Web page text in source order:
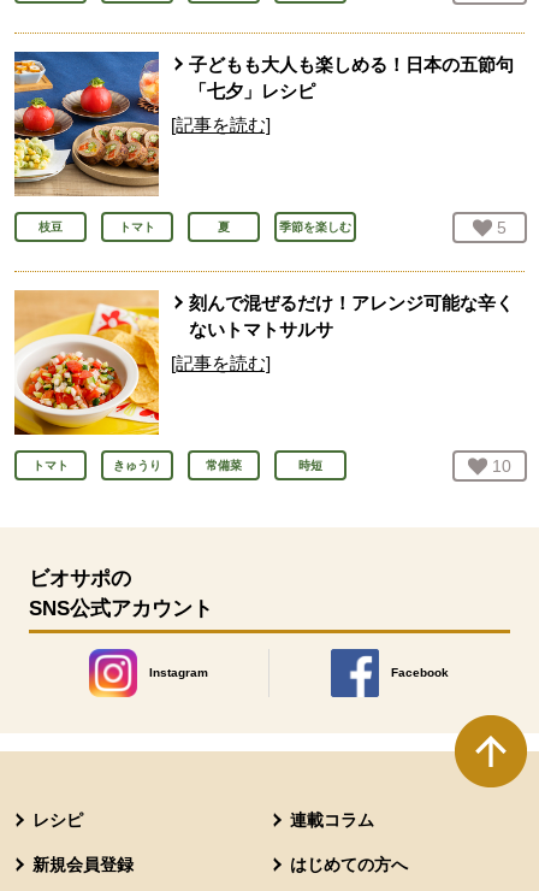
子どもも大人も楽しめる！日本の五節句
「七夕」レシピ
[記事を読む]
枝豆 トマト 夏 季節を楽しむ お気
5
刻んで混ぜるだけ！アレンジ可能な辛く
ないトマトサルサ
[記事を読む]
トマト きゅうり 常備菜 時短 お気
10
ビオサポの
SNS公式アカウント
Instagram
別のウィンドウで開きます。
Facebook
別のウィンドウで開きます
レシピ 連載コラム
新規会員登録 はじめての方へ